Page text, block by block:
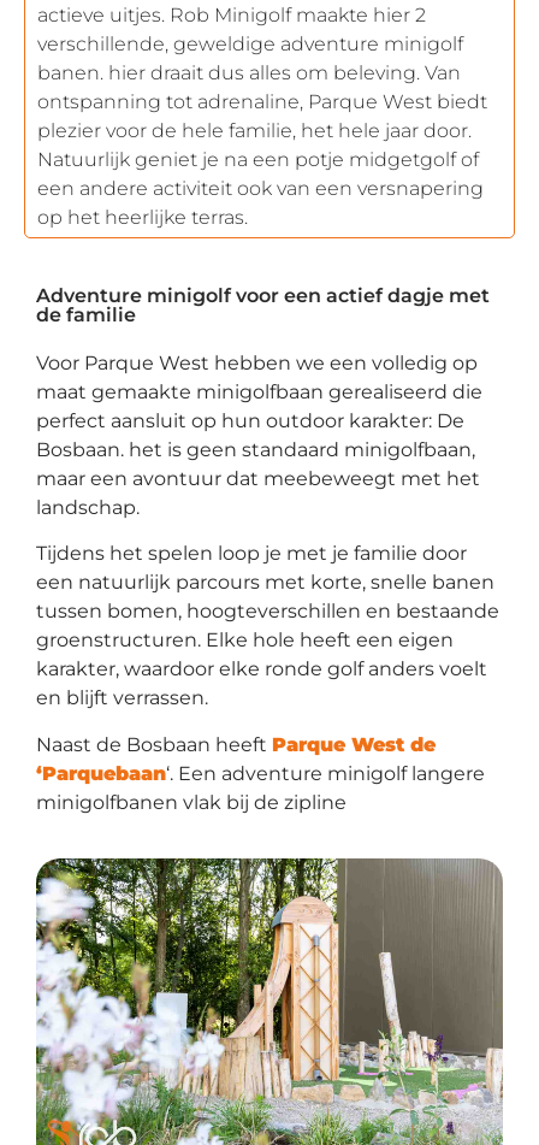
actieve uitjes. Rob Minigolf maakte hier 2
verschillende, geweldige adventure minigolf
banen. hier draait dus alles om beleving. Van
ontspanning tot adrenaline, Parque West biedt
plezier voor de hele familie, het hele jaar door.
Natuurlijk geniet je na een potje midgetgolf of
een andere activiteit ook van een versnapering
op het heerlijke terras.
Adventure minigolf voor een actief dagje met
de familie
Voor Parque West hebben we een volledig op
maat gemaakte minigolfbaan gerealiseerd die
perfect aansluit op hun outdoor karakter: De
Bosbaan. het is geen standaard minigolfbaan,
maar een avontuur dat meebeweegt met het
landschap.
Tijdens het spelen loop je met je familie door
een natuurlijk parcours met korte, snelle banen
tussen bomen, hoogteverschillen en bestaande
groenstructuren. Elke hole heeft een eigen
karakter, waardoor elke ronde golf anders voelt
en blijft verrassen.
Naast de Bosbaan heeft Parque West de
‘Parquebaan‘. Een adventure minigolf langere
minigolfbanen vlak bij de zipline